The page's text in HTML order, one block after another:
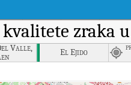
zraka
Valle,
El Ejido